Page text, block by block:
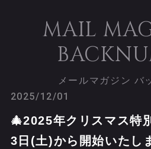
MAIL
メールマガジン バ
2025/12/01
🎄2025年クリスマス特
3日(土)から開始いたし